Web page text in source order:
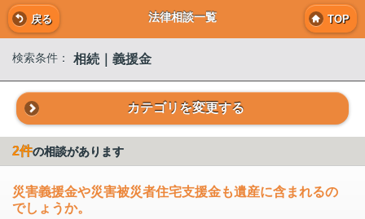
戻る 法律相談一覧 TOP
検索条件： 相続｜義援金
カテゴリを変更する
2件の相談があります
災害義援金や災害被災者住宅支援金も遺産に含まれるの
でしょうか。